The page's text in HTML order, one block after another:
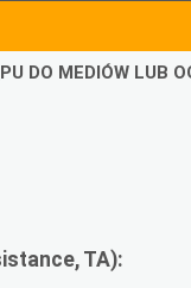
DO MEDIÓW LUB
TA):